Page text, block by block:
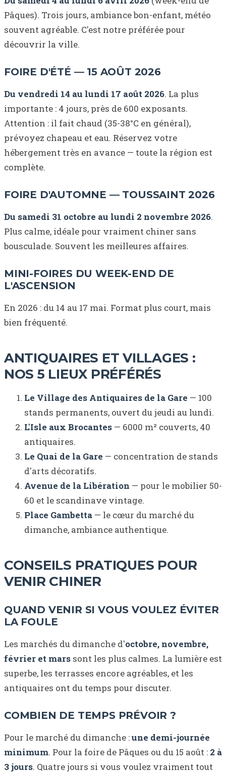
Pâques). Trois jours, ambiance bon-enfant, météo
souvent agréable. C'est notre préférée pour
découvrir la ville.
FOIRE D'ÉTÉ — 15 AOÛT 2026
Du vendredi 14 au lundi 17 août 2026. La plus
importante : 4 jours, près de 600 exposants.
Attention : il fait chaud (35-38°C en général),
prévoyez chapeau et eau. Réservez votre
hébergement très en avance — toute la région est
complète.
FOIRE D'AUTOMNE — TOUSSAINT 2026
Du samedi 31 octobre au lundi 2 novembre 2026.
Plus calme, idéale pour vraiment chiner sans
bousculade. Souvent les meilleures affaires.
MINI-FOIRES DU WEEK-END DE
L'ASCENSION
En 2026 : du 14 au 17 mai. Format plus court, mais
bien fréquenté.
ANTIQUAIRES ET VILLAGES :
NOS 5 LIEUX PRÉFÉRÉS
Le Village des Antiquaires de la Gare — 100
stands permanents, ouvert du jeudi au lundi.
L'Isle aux Brocantes — 6000 m² couverts, 40
antiquaires.
Le Quai de la Gare — concentration de stands
d'arts décoratifs.
Avenue de la Libération — pour le mobilier 50-
60 et le scandinave vintage.
Place Gambetta — le cœur du marché du
dimanche, ambiance authentique.
CONSEILS PRATIQUES POUR
VENIR CHINER
QUAND VENIR SI VOUS VOULEZ ÉVITER
LA FOULE
Les marchés du dimanche d'octobre, novembre,
février et mars sont les plus calmes. La lumière est
superbe, les terrasses encore agréables, et les
antiquaires ont du temps pour discuter.
COMBIEN DE TEMPS PRÉVOIR ?
Pour le marché du dimanche :une demi-journée
minimum. Pour la foire de Pâques ou du 15 août : 2 à
3 jours. Quatre jours si vous voulez vraiment tout